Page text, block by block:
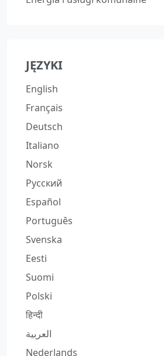
JĘZYKI
English
Français
Deutsch
Italiano
Norsk
Русский
Español
Português
Svenska
Eesti
Suomi
Polski
हिन्दी
العربية
Nederlands